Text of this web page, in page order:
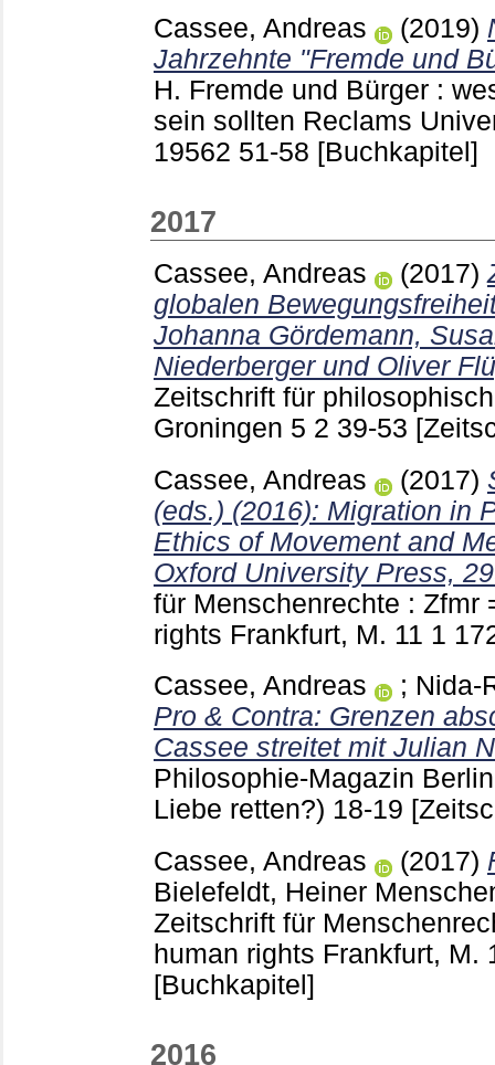
Cassee, Andreas
(2019)
Jahrzehnte "Fremde und
H. Fremde und Bürger :
sein sollten Reclams
19562 51-58 [Buchkapitel]
2017
Cassee, Andreas (2017)
globalen
Johanna Gördemann,
Niederberger und Oliver
Zeitschrift für
Groningen 5 2 39-53
Cassee, Andreas
(2017)
(eds.) (2016): Migration in
Ethics of Movement and
Oxford University Press,
für Menschenrechte : Zfmr
rights Frankfurt, M. 11 1
Cassee, Andreas
; Nida-
Pro & Contra: Grenzen
Cassee streitet mit Julian
Philosophie-Magazin
Liebe retten?) 18-19
Cassee, Andreas
(2017)
Bielefeldt, Heiner
Zeitschrift für
human rights Frankfurt, M.
[Buchkapitel]
2016